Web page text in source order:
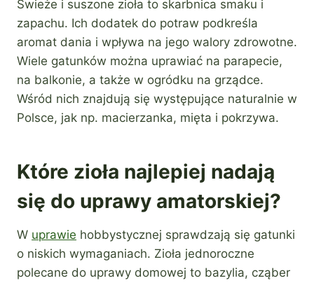
Świeże i suszone zioła to skarbnica smaku i
zapachu. Ich dodatek do potraw podkreśla
aromat dania i wpływa na jego walory zdrowotne.
Wiele gatunków można uprawiać na parapecie,
na balkonie, a także w ogródku na grządce.
Wśród nich znajdują się występujące naturalnie w
Polsce, jak np. macierzanka, mięta i pokrzywa.
Które zioła najlepiej nadają
się do uprawy amatorskiej?
W uprawie hobbystycznej sprawdzają się gatunki
o niskich wymaganiach. Zioła jednoroczne
polecane do uprawy domowej to bazylia, cząber